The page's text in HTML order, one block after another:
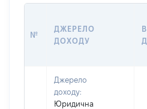
№
ДЖЕРЕЛО
ДОХОДУ
Джерело
доходу:
Юридична